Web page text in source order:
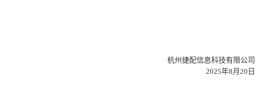
杭州捷配信息科技有限公司
2025年8月 20 日